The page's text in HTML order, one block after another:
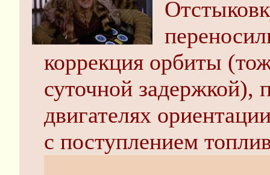
коррекция орбиты
суточной задержкой),
двигателях
с поступлением